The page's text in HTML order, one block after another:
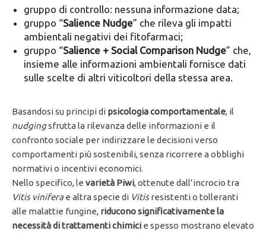
gruppo di controllo: nessuna informazione data;
gruppo “Salience Nudge” che rileva gli impatti
ambientali negativi dei fitofarmaci;
gruppo “Salience + Social Comparison Nudge” che,
insieme alle informazioni ambientali fornisce dati
sulle scelte di altri viticoltori della stessa area.
Basandosi su principi di psicologia comportamentale, il
nudgingsfrutta la rilevanza delle informazioni e il
confronto sociale per indirizzare le decisioni verso
comportamenti più sostenibili, senza ricorrere a obblighi
normativi o incentivi economici.
Nello specifico, le varietà Piwi, ottenute dall’incrocio tra
Vitis vinifera e altra specie di Vitisresistenti o tolleranti
alle malattie fungine, riducono significativamente la
necessità di trattamenti chimici e spesso mostrano elevato